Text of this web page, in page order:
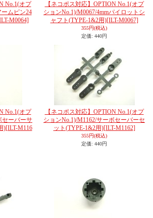
No.1(オプ
ムピン24
M0064]
【ネコポス対応】OPTION No.1(オプ
ションNo.1)/M0067/4mmパイロットシ
ャフト(TYPE-1&2用)[ILT-M0067]
355円(税込)
定価: 440円
No.1(オプ
セーバーサ
)[ILT-M116
【ネコポス対応】OPTION No.1(オプ
ションNo.1)/M1162/サーボセーバーセ
ット(TYPE-1&2用)[ILT-M1162]
355円(税込)
定価: 440円